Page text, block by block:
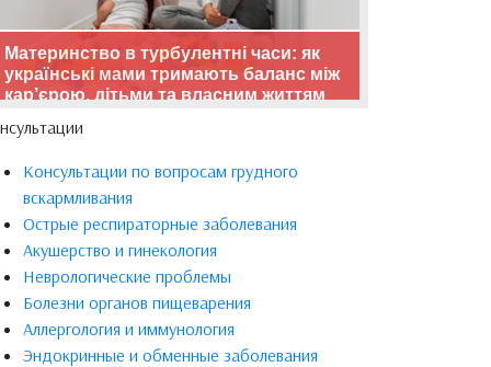
Материнство в турбулентні часи: як
українські мами тримають баланс між
кар’єрою, дітьми та власним життям
Консультации по вопросам грудного
вскармливания
Острые респираторные заболевания
Акушерство и гинекология
Неврологические проблемы
Болезни органов пищеварения
Аллергология и иммунология
Эндокринные и обменные заболевания